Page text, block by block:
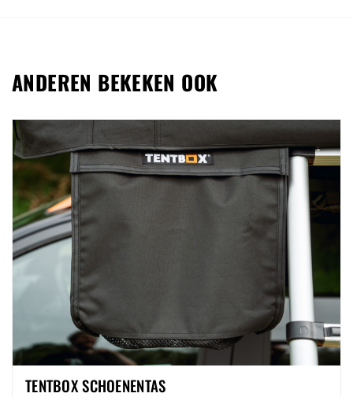
ANDEREN BEKEKEN OOK
TENTBOX SCHOENENTAS